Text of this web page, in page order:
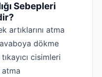
Sebepleri
artıklarını atma
dökme
cisimleri